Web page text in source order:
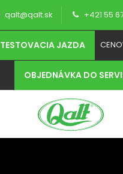
qalt@qalt.sk +421 55
TESTOVACIA JAZDA
OBJEDNÁVKA DO